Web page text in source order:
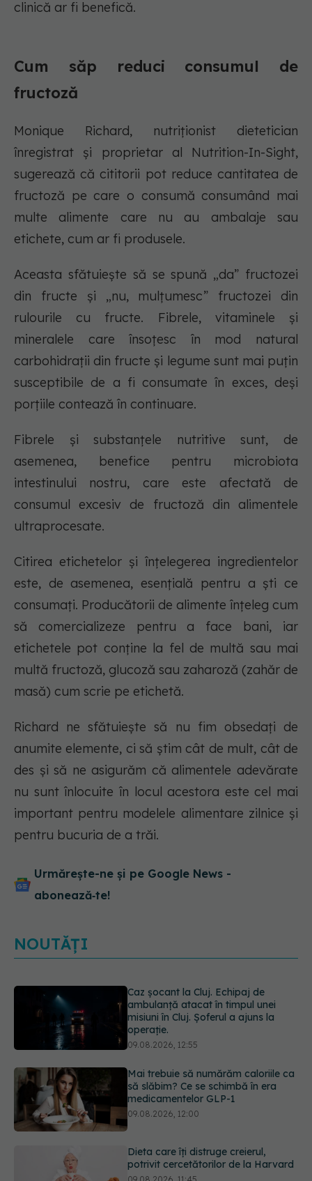
clinică ar fi benefică.
Cum săp reduci consumul de
fructoză
Monique Richard, nutriționist dietetician
înregistrat și proprietar al Nutrition-In-Sight,
sugerează că cititorii pot reduce cantitatea de
fructoză pe care o consumă consumând mai
multe alimente care nu au ambalaje sau
etichete, cum ar fi produsele.
Aceasta sfătuiește să se spună „da” fructozei
din fructe și „nu, mulțumesc” fructozei din
rulourile cu fructe. Fibrele, vitaminele și
mineralele care însoțesc în mod natural
carbohidrații din fructe și legume sunt mai puțin
susceptibile de a fi consumate în exces, deși
porțiile contează în continuare.
Fibrele și substanțele nutritive sunt, de
asemenea, benefice pentru microbiota
intestinului nostru, care este afectată de
consumul excesiv de fructoză din alimentele
ultraprocesate.
Citirea etichetelor și înțelegerea ingredientelor
este, de asemenea, esențială pentru a ști ce
consumați. Producătorii de alimente înțeleg cum
să comercializeze pentru a face bani, iar
etichetele pot conține la fel de multă sau mai
multă fructoză, glucoză sau zaharoză (zahăr de
masă) cum scrie pe etichetă.
Richard ne sfătuiește să nu fim obsedați de
anumite elemente, ci să știm cât de mult, cât de
des și să ne asigurăm că alimentele adevărate
nu sunt înlocuite în locul acestora este cel mai
important pentru modelele alimentare zilnice și
pentru bucuria de a trăi.
Urmărește-ne și pe Google News -
abonează‑te!
NOUTĂȚI
Mai trebuie să numărăm caloriile ca
să slăbim? Ce se schimbă în era
medicamentelor GLP-1
09.08.2026, 12:00
Dieta care îți distruge creierul,
potrivit cercetătorilor de la Harvard
09.08.2026, 11:45
Cum folosești uleiul esențial de
rozmarin pentru a opri căderea
părului